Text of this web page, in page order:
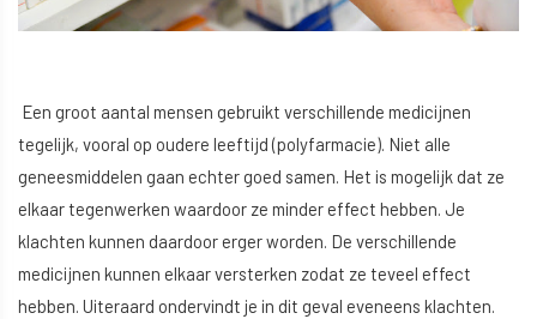
Een groot aantal mensen gebruikt verschillende medicijnen
tegelijk, vooral op oudere leeftijd (polyfarmacie). Niet alle
geneesmiddelen gaan echter goed samen. Het is mogelijk dat ze
elkaar tegenwerken waardoor ze minder effect hebben. Je
klachten kunnen daardoor erger worden. De verschillende
medicijnen kunnen elkaar versterken zodat ze teveel effect
hebben. Uiteraard ondervindt je in dit geval eveneens klachten.